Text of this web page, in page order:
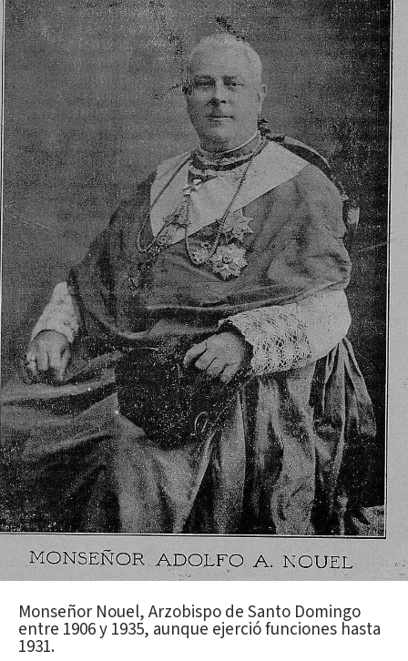
Monseñor Nouel, Arzobispo de Santo Domingo
entre 1906 y 1935, aunque ejerció funciones hasta
1931.